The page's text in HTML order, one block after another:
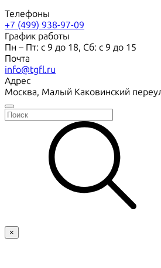
Телефоны
+7 (499) 938-97-09
График работы
Пн – Пт: с 9 до 18, Сб: с 9 до 15
Почта
info@tgfl.ru
Адрес
Москва, Малый Каковинский
×